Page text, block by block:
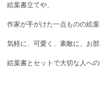
絵葉書立てや、
作家が手がけた一点ものの絵
気軽に、可愛く、素敵に、お
絵葉書とセットで大切な人へ